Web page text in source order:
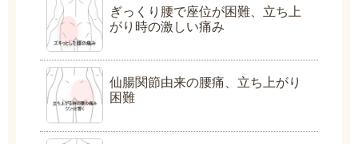
ぎっくり腰で座位が困難、立ち上
がり時の激しい痛み
仙腸関節由来の腰痛、立ち上がり
困難